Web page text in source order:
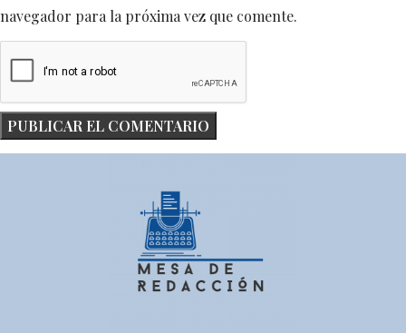
navegador para la próxima vez que comente.